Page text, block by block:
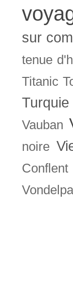
sur
tenue
Titanic
Turquie
Vauban
noire
Conflent